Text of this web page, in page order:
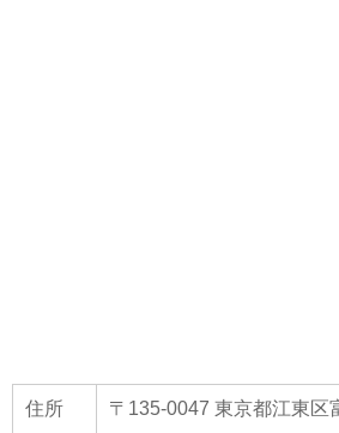
住所 〒135-0047 東京都江東区